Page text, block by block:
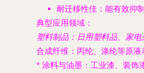
耐迁移性佳 ：能有效抑
典型应用领域 ：
塑料制品 ：日用塑料品、家
合成纤维 ：丙纶、涤纶等原液
* 涂料与油墨 ：工业漆、装饰